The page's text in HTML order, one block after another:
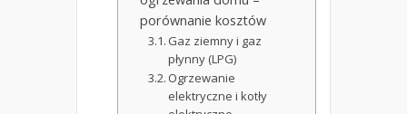
porównanie kosztów
Gaz ziemny i gaz
płynny (LPG)
Ogrzewanie
elektryczne i kotły